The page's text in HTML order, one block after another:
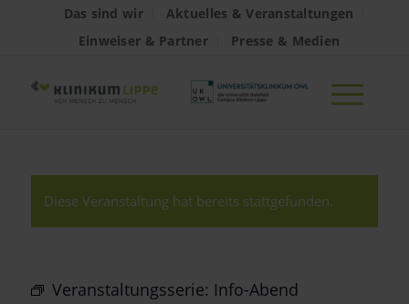
Das sind wir
Aktuelles & Veranstaltungen
Einweiser & Partner
Presse & Medien
Diese Veranstaltung hat bereits stattgefunden.
Veranstaltungsserie: Info-Abend